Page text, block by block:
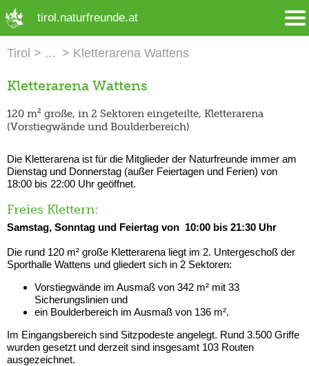
tirol.naturfreunde.at
Tirol Kletterarena Wattens
Kletterarena Wattens
120 m² große, in 2 Sektoren eingeteilte, Kletterarena
(Vorstiegwände und Boulderbereich)
Die Kletterarena ist für die Mitglieder der Naturfreunde immer am
Dienstag und Donnerstag (außer Feiertagen und Ferien) von
18:00 bis 22:00 Uhr geöffnet.
Freies Klettern:
Samstag, Sonntag und Feiertag von 10:00 bis 21:30 Uhr
Die rund 120 m² große Kletterarena liegt im 2. Untergeschoß der
Sporthalle Wattens und gliedert sich in 2 Sektoren:
Vorstiegwände im Ausmaß von 342 m² mit 33
Sicherungslinien und
ein Boulderbereich im Ausmaß von 136 m².
Im Eingangsbereich sind Sitzpodeste angelegt. Rund 3.500 Griffe
wurden gesetzt und derzeit sind insgesamt 103 Routen
ausgezeichnet.